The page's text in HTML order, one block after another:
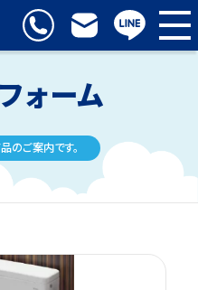
ォーム
のご案内です。